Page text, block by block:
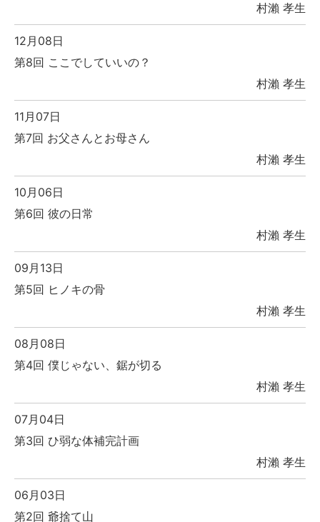
村瀨 孝生
12月08日
第8回 ここでしていいの？
村瀨 孝生
11月07日
第7回 お父さんとお母さん
村瀨 孝生
10月06日
第6回 彼の日常
村瀨 孝生
09月13日
第5回 ヒノキの骨
村瀨 孝生
08月08日
第4回 僕じゃない、鋸が切る
村瀨 孝生
07月04日
第3回 ひ弱な体補完計画
村瀨 孝生
06月03日
第2回 爺捨て山